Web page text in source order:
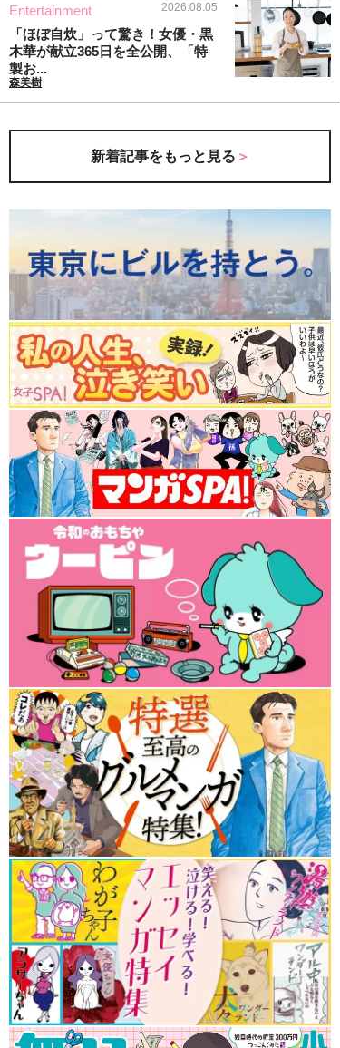
Entertainment 2026.08.05
「ほぼ自炊」って驚き！女優・黒
木華が献立365日を全公開、「特
製お...
森美樹
新着記事をもっと見る